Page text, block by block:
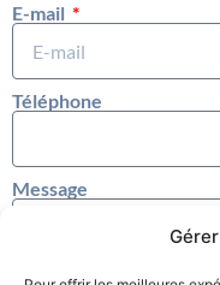
E-mail
Téléphone
Message